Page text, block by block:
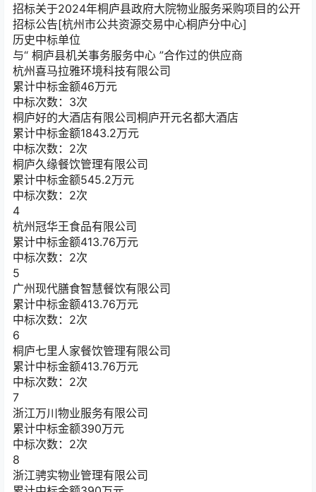
招标关于2024年桐庐县政府大院物业服务采购项目的公开
招标公告[杭州市公共资源交易中心桐庐分中心]
历史中标单位
与“ 桐庐县机关事务服务中心 ”合作过的供应商
杭州喜马拉雅环境科技有限公司
累计中标金额46万元
中标次数：3次
桐庐好的大酒店有限公司桐庐开元名都大酒店
累计中标金额1843.2万元
中标次数：2次
桐庐久缘餐饮管理有限公司
累计中标金额545.2万元
中标次数：2次
4
杭州冠华王食品有限公司
累计中标金额413.76万元
中标次数：2次
5
广州现代膳食智慧餐饮有限公司
累计中标金额413.76万元
中标次数：2次
6
桐庐七里人家餐饮管理有限公司
累计中标金额413.76万元
中标次数：2次
7
浙江万川物业服务有限公司
累计中标金额390万元
中标次数：2次
8
浙江骋实物业管理有限公司